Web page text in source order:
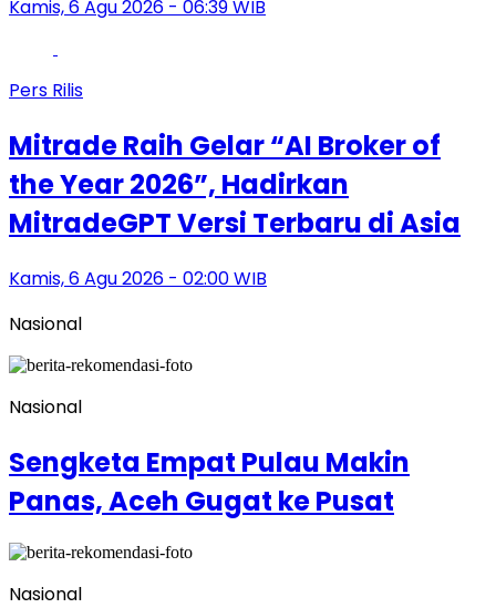
Kamis, 6 Agu 2026 - 06:39 WIB
Pers Rilis
Mitrade Raih Gelar “AI Broker of
the Year 2026”, Hadirkan
MitradeGPT Versi Terbaru di Asia
Kamis, 6 Agu 2026 - 02:00 WIB
Nasional
Nasional
Sengketa Empat Pulau Makin
Panas, Aceh Gugat ke Pusat
Nasional